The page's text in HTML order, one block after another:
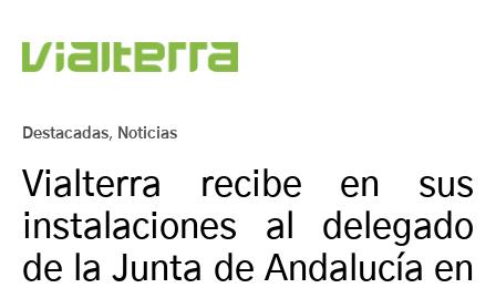
Destacadas, Noticias
Vialterra recibe en sus
instalaciones al delegado
de la Junta de Andalucía en